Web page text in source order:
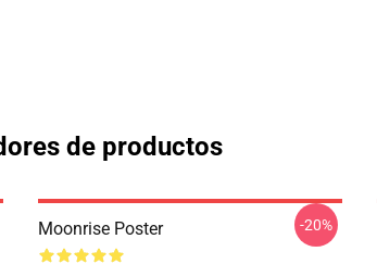
de productos
Moonrise Poster -20%